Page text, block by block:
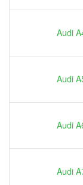
Audi
Audi
Audi
Audi